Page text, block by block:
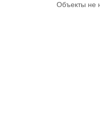
Объекты не